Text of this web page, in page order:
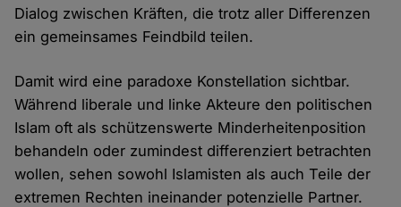
Dialog zwischen Kräften, die trotz aller Differenzen
ein gemeinsames Feindbild teilen.
Damit wird eine paradoxe Konstellation sichtbar.
Während liberale und linke Akteure den politischen
Islam oft als schützenswerte Minderheitenposition
behandeln oder zumindest differenziert betrachten
wollen, sehen sowohl Islamisten als auch Teile der
extremen Rechten ineinander potenzielle Partner.